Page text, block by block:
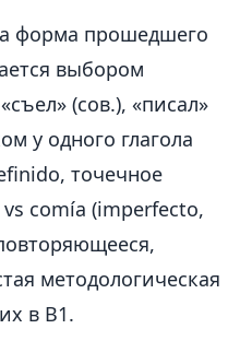
форма прошедшего
выбором
(сов.), «писал»
у одного глагола
точечное
comía (imperfecto,
методологическая
в B1.